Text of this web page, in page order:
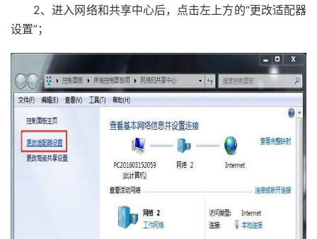
2、进入网络和共享中心后，点击左上方的“更改适配器
设置”；